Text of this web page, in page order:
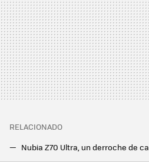
RELACIONADO